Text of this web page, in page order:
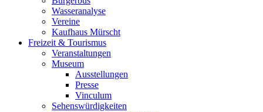
Wasseranalyse
Vereine
Kaufhaus Mürscht
Freizeit & Tourismus
Veranstaltungen
Museum
Ausstellungen
Presse
Vinculum
Sehenswürdigkeiten